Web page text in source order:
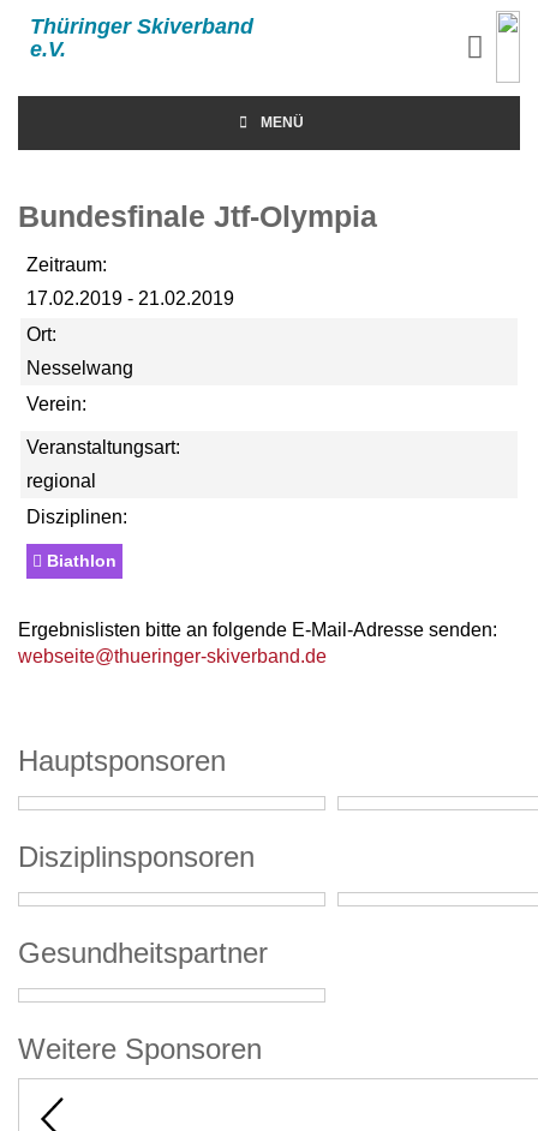
Thüringer Skiverband
e.V.
MENÜ
Bundesfinale Jtf-Olympia
Zeitraum:
17.02.2019 - 21.02.2019
Ort:
Nesselwang
Verein:
Veranstaltungsart:
regional
Disziplinen:
Biathlon
Ergebnislisten bitte an folgende E-Mail-Adresse senden:
webseite@thueringer-skiverband.de
Hauptsponsoren
Disziplinsponsoren
Gesundheitspartner
Weitere Sponsoren